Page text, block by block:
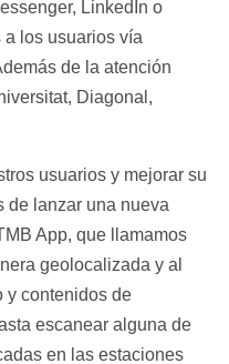
LinkedIn o
a los usuarios vía
de la atención
Diagonal,
usuarios y mejorar su
de lanzar una nueva
App, que llamamos
geolocalizada y al
y contenidos de
escanear alguna de
en las estaciones